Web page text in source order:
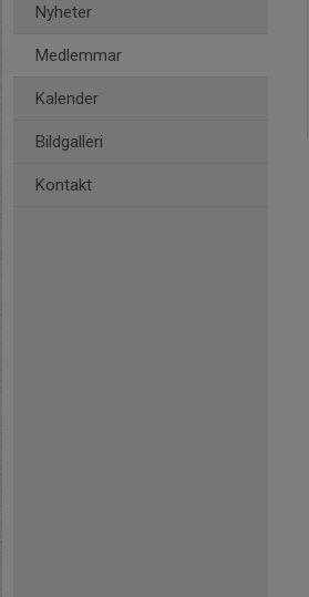
Nyheter
Medlemmar
Kalender
Bildgalleri
Kontakt